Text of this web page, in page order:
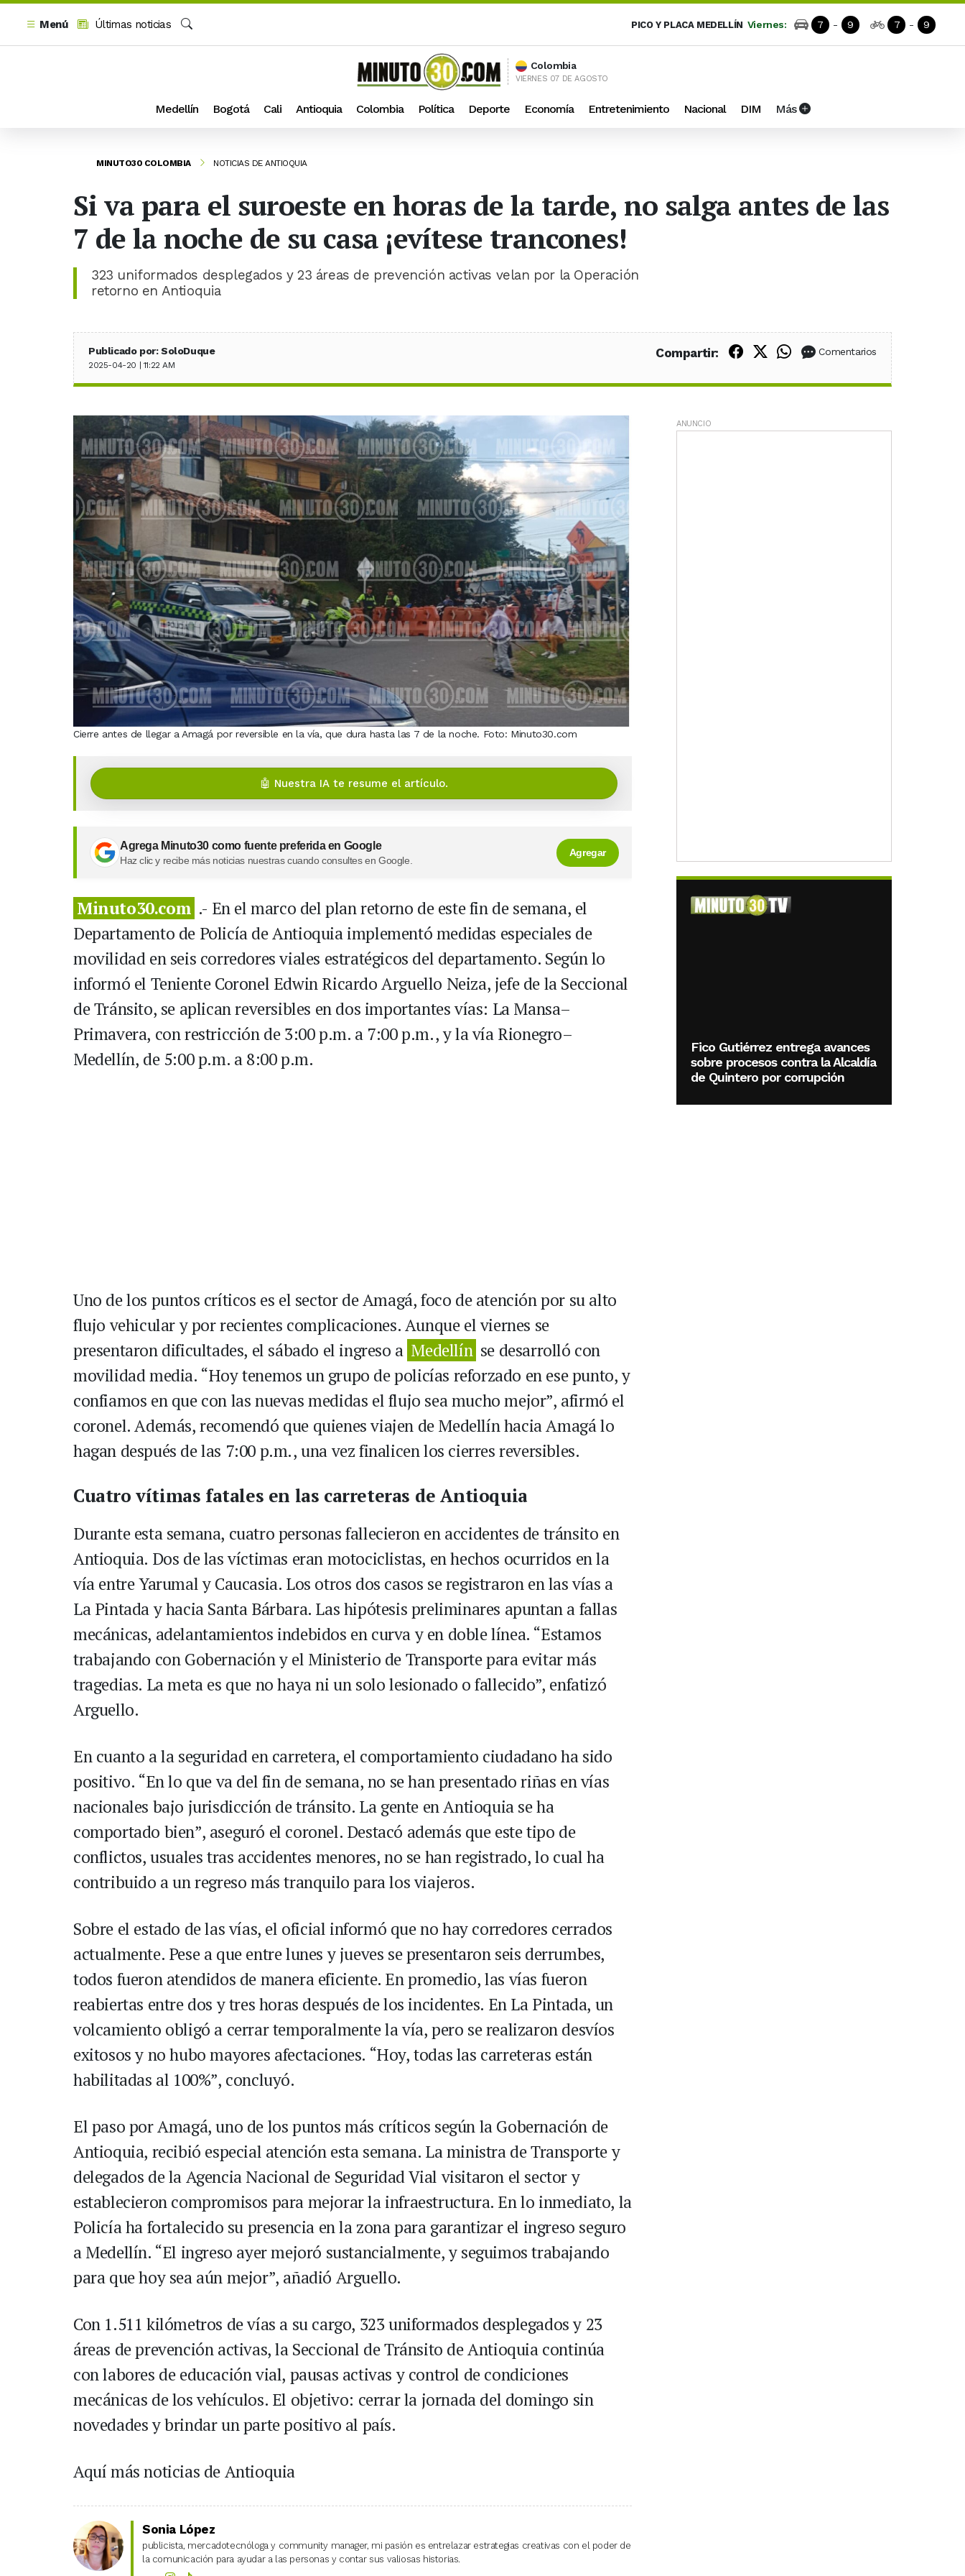
Menú
Últimas noticias
PICO Y PLACA MEDELLÍN Viernes: 7 - 9 7 - 9
Colombia
VIERNES 07 DE AGOSTO
Medellín Bogotá Cali Antioquia Colombia Política Deporte Economía Entretenimiento Nacional DIM Más
MINUTO30 COLOMBIA NOTICIAS DE ANTIOQUIA
Si va para el suroeste en horas de la tarde, no salga antes de las
7 de la noche de su casa ¡evítese trancones!
323 uniformados desplegados y 23 áreas de prevención activas velan por la Operación
retorno en Antioquia
Publicado por: SoloDuque
2025-04-20 | 11:22 AM
Compartir: Compartir en Facebook
Compartir en X (Twitter)
Compartir en WhatsApp
Comentarios
Cierre antes de llegar a Amagá por reversible en la vía, que dura hasta las 7 de la noche. Foto: Minuto30.com
🤖 Nuestra IA te resume el artículo.
Agrega Minuto30 como fuente preferida en Google
Haz clic y recibe más noticias nuestras cuando consultes en Google.
Agregar
Minuto30.com .- En el marco del plan retorno de este fin de semana, el
Departamento de Policía de Antioquia implementó medidas especiales de
movilidad en seis corredores viales estratégicos del departamento. Según lo
informó el Teniente Coronel Edwin Ricardo Arguello Neiza, jefe de la Seccional
de Tránsito, se aplican reversibles en dos importantes vías: La Mansa–
Primavera, con restricción de 3:00 p.m. a 7:00 p.m., y la vía Rionegro–
Medellín, de 5:00 p.m. a 8:00 p.m.
Uno de los puntos críticos es el sector de Amagá, foco de atención por su alto
flujo vehicular y por recientes complicaciones. Aunque el viernes se
presentaron dificultades, el sábado el ingreso a Medellín se desarrolló con
movilidad media. “Hoy tenemos un grupo de policías reforzado en ese punto, y
confiamos en que con las nuevas medidas el flujo sea mucho mejor”, afirmó el
coronel. Además, recomendó que quienes viajen de Medellín hacia Amagá lo
hagan después de las 7:00 p.m., una vez finalicen los cierres reversibles.
Cuatro vítimas fatales en las carreteras de Antioquia
Durante esta semana, cuatro personas fallecieron en accidentes de tránsito en
Antioquia. Dos de las víctimas eran motociclistas, en hechos ocurridos en la
vía entre Yarumal y Caucasia. Los otros dos casos se registraron en las vías a
La Pintada y hacia Santa Bárbara. Las hipótesis preliminares apuntan a fallas
mecánicas, adelantamientos indebidos en curva y en doble línea. “Estamos
trabajando con Gobernación y el Ministerio de Transporte para evitar más
tragedias. La meta es que no haya ni un solo lesionado o fallecido”, enfatizó
Arguello.
En cuanto a la seguridad en carretera, el comportamiento ciudadano ha sido
positivo. “En lo que va del fin de semana, no se han presentado riñas en vías
nacionales bajo jurisdicción de tránsito. La gente en Antioquia se ha
comportado bien”, aseguró el coronel. Destacó además que este tipo de
conflictos, usuales tras accidentes menores, no se han registrado, lo cual ha
contribuido a un regreso más tranquilo para los viajeros.
Sobre el estado de las vías, el oficial informó que no hay corredores cerrados
actualmente. Pese a que entre lunes y jueves se presentaron seis derrumbes,
todos fueron atendidos de manera eficiente. En promedio, las vías fueron
reabiertas entre dos y tres horas después de los incidentes. En La Pintada, un
volcamiento obligó a cerrar temporalmente la vía, pero se realizaron desvíos
exitosos y no hubo mayores afectaciones. “Hoy, todas las carreteras están
habilitadas al 100%”, concluyó.
El paso por Amagá, uno de los puntos más críticos según la Gobernación de
Antioquia, recibió especial atención esta semana. La ministra de Transporte y
delegados de la Agencia Nacional de Seguridad Vial visitaron el sector y
establecieron compromisos para mejorar la infraestructura. En lo inmediato, la
Policía ha fortalecido su presencia en la zona para garantizar el ingreso seguro
a Medellín. “El ingreso ayer mejoró sustancialmente, y seguimos trabajando
para que hoy sea aún mejor”, añadió Arguello.
Con 1.511 kilómetros de vías a su cargo, 323 uniformados desplegados y 23
áreas de prevención activas, la Seccional de Tránsito de Antioquia continúa
con labores de educación vial, pausas activas y control de condiciones
mecánicas de los vehículos. El objetivo: cerrar la jornada del domingo sin
novedades y brindar un parte positivo al país.
Aquí más noticias de Antioquia
Sonia López
publicista, mercadotecnóloga y community manager, mi pasión es entrelazar estrategias creativas con el poder de
la comunicación para ayudar a las personas y contar sus valiosas historias.
ANUNCIO
Fico Gutiérrez entrega avances
sobre procesos contra la Alcaldía
de Quintero por corrupción